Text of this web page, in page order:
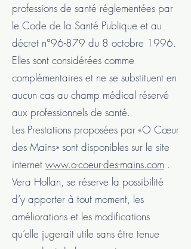
professions de santé réglementées par
le Code de la Santé Publique et au
décret n°96-879 du 8 octobre 1996.
Elles sont considérées comme
complémentaires et ne se substituent en
aucun cas au champ médical réservé
aux professionnels de santé.
Les Prestations proposées par «O Cœur
des Mains» sont disponibles sur le site
internet www.o-coeur-des-mains.com .
Vera Hollan, se réserve la possibilité
d’y apporter à tout moment, les
améliorations et les modifications
qu’elle jugerait utile sans être tenue